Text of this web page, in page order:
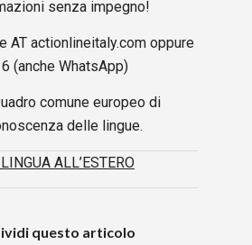
senza impegno!
AT actionlineitaly.com oppure
(anche WhatsApp)
comune europeo di
delle lingue.
ALL’ESTERO
questo articolo